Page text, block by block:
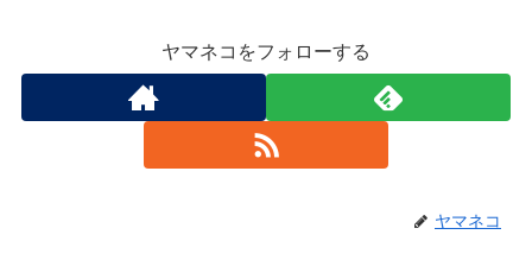
ヤマネコをフォローする
ヤマネコ